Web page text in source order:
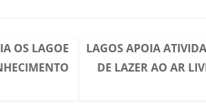
OS LAGOE
LAGOS APOIA
DE LAZER AO AR